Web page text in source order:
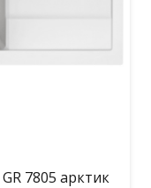
7805 арктик